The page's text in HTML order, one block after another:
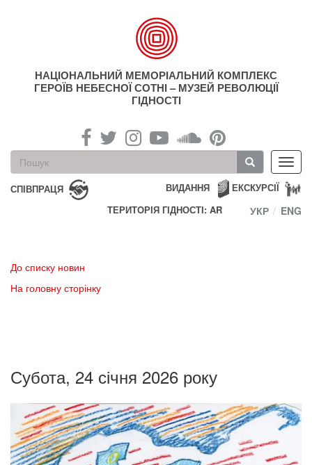
НАЦІОНАЛЬНИЙ МЕМОРІАЛЬНИЙ КОМПЛЕКС
ГЕРОЇВ НЕБЕСНОЇ СОТНІ – МУЗЕЙ РЕВОЛЮЦІЇ
ГІДНОСТІ
Пошукова
форма
Пошук
СПІВПРАЦЯ ЕКСКУРСІЇ
ВИДАННЯ
ТЕРИТОРІЯ ГІДНОСТІ: AR
УКР ENG
До списку новин
На головну сторінку
Субота, 24 січня 2026 року